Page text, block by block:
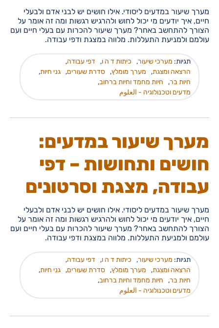
מערך שיעור במדעים ליסודי. אילו חושים יש לבני אדם ולבעלי
חיים, איך יודעים מי יכול לחוש ולהרגיש רגשות ומה זה אומר על
הצורך להתחשב באחר? מערך שיעור להכרות עם בעלי חיים ועם
עולמם ולמניעת התעללות. מלווה במצגת ודפי עבודה.
תגיות: מערכי שיעור, כיתות ד ה ו, דפי עבודה,
הרצאה ומצגת, מערך מומלץ, סדרת שעורים, גני חיות,
חיות בר, חיות מחמד וחיות ברחוב,
מדעים וטכנולוגיה - العلوم
מערך שיעור במדעים:
חושים ותחושות – דפי
עבודה, מצגת וסרטונים
מערך שיעור במדעים ליסודי. אילו חושים יש לבני אדם ולבעלי
חיים, איך יודעים מי יכול לחוש ולהרגיש רגשות ומה זה אומר על
הצורך להתחשב באחר? מערך שיעור להכרות עם בעלי חיים ועם
עולמם ולמניעת התעללות. מלווה במצגת ודפי עבודה.
תגיות: מערכי שיעור, כיתות ד ה ו, דפי עבודה,
הרצאה ומצגת, מערך מומלץ, סדרת שעורים, גני חיות,
חיות בר, חיות מחמד וחיות ברחוב,
מדעים וטכנולוגיה - العلوم